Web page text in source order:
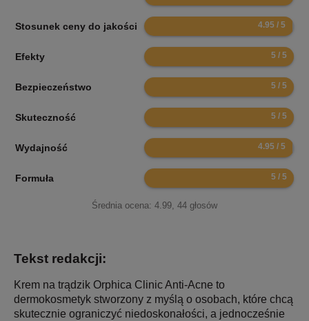
Stosunek ceny do jakości 9.9
Efekty 10
Bezpieczeństwo 10
Skuteczność 10
Wydajność 9.9
Formuła 10
Średnia ocena: 4.99, 44 głosów
Tekst redakcji:
Krem na trądzik Orphica Clinic Anti-Acne to
dermokosmetyk stworzony z myślą o osobach, które chcą
skutecznie ograniczyć niedoskonałości, a jednocześnie